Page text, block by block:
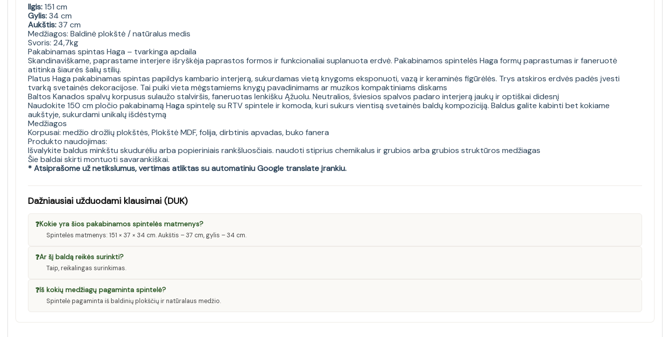
Ilgis:151 cm
Gylis:34 cm
Aukštis:37 cm
Medžiagos: Baldinė plokštė / natūralus medis
Svoris: 24,7kg
Pakabinamas spintas Haga – tvarkinga apdaila
Skandinaviškame, paprastame interjere išryškėja paprastos formos ir funkcionaliai suplanuota erdvė. Pakabinamos spintelės Haga formų paprastumas ir faneruotė
atitinka šiaurės šalių stilių.
Platus Haga pakabinamas spintas papildys kambario interjerą, sukurdamas vietą knygoms eksponuoti, vazą ir keraminės figūrėlės. Trys atskiros erdvės padės įvesti
tvarką svetainės dekoracijose. Tai puiki vieta mėgstamiems knygų pavadinimams ar muzikos kompaktiniams diskams
Baltos Kanados spalvų korpusus sulaužo stalviršis, faneruotas lenkišku Ąžuolu. Neutralios, šviesios spalvos padaro interjerą jaukų ir optiškai didesnį
Naudokite 150 cm pločio pakabinamą Haga spintelę su RTV spintele ir komoda, kuri sukurs vientisą svetainės baldų kompoziciją. Baldus galite kabinti bet kokiame
aukštyje, sukurdami unikalų išdėstymą
Medžiagos
Korpusai: medžio drožlių plokštės, Plokštė MDF, folija, dirbtinis apvadas, buko fanera
Produkto naudojimas:
Išvalykite baldus minkštu skudurėliu arba popieriniais rankšluosčiais. naudoti stiprius chemikalus ir grubios arba grubios struktūros medžiagas
Šie baldai skirti montuoti savarankiškai.
* Atsiprašome už netikslumus, vertimas atliktas su automatiniu Google translate įrankiu.
Dažniausiai užduodami klausimai (DUK)
❓Kokie yra šios pakabinamos spintelės matmenys?
Spintelės matmenys: 151 × 37 × 34 cm. Aukštis – 37 cm, gylis – 34 cm.
❓Ar šį baldą reikės surinkti?
Taip, reikalingas surinkimas.
❓Iš kokių medžiagų pagaminta spintelė?
Spintelė pagaminta iš baldinių plokščių ir natūralaus medžio.